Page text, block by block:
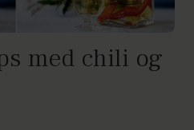
med chili og